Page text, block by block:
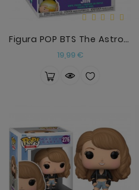
Figura POP BTS The Astronaut Jin
19,99 €Precio